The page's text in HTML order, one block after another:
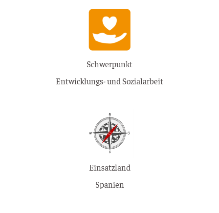
Schwerpunkt
Entwicklungs- und Sozialarbeit
Einsatzland
Spanien